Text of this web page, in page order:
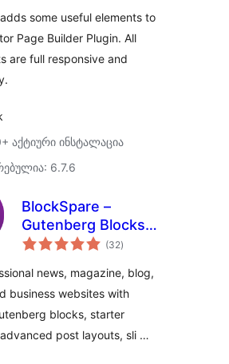
some useful elements to
Page Builder Plugin. All
are full responsive and
აქტიური ინსტალაცია
6.7.6
BlockSpare –
Gutenberg Blocks
for News,
Business Websites
(32საერთო
რეიტინგი
)
news, magazine, blog,
business websites with
blocks, starter
post layouts, sli …